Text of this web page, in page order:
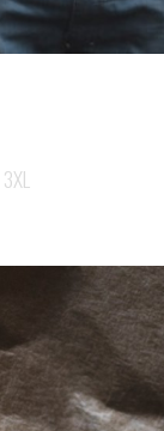
3XL